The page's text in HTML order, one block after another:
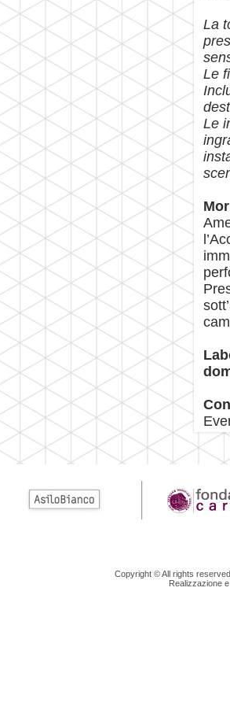
La
Le
Le
Copyright © All rights
Realizzazione